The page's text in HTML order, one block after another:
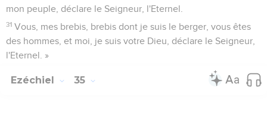
mon peuple, déclare le Seigneur, l'Eternel.
31 Vous, mes brebis, brebis dont je suis le berger, vous êtes
des hommes, et moi, je suis votre Dieu, déclare le Seigneur,
l'Eternel. »
Ezéchiel 35